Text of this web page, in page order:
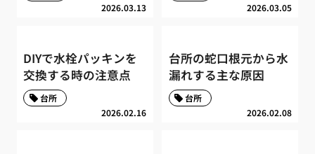
2026.03.13 2026.03.05
DIYで水栓パッキンを
交換する時の注意点
2026.02.16
台所
台所の蛇口根元から水
漏れする主な原因
2026.02.08
台所